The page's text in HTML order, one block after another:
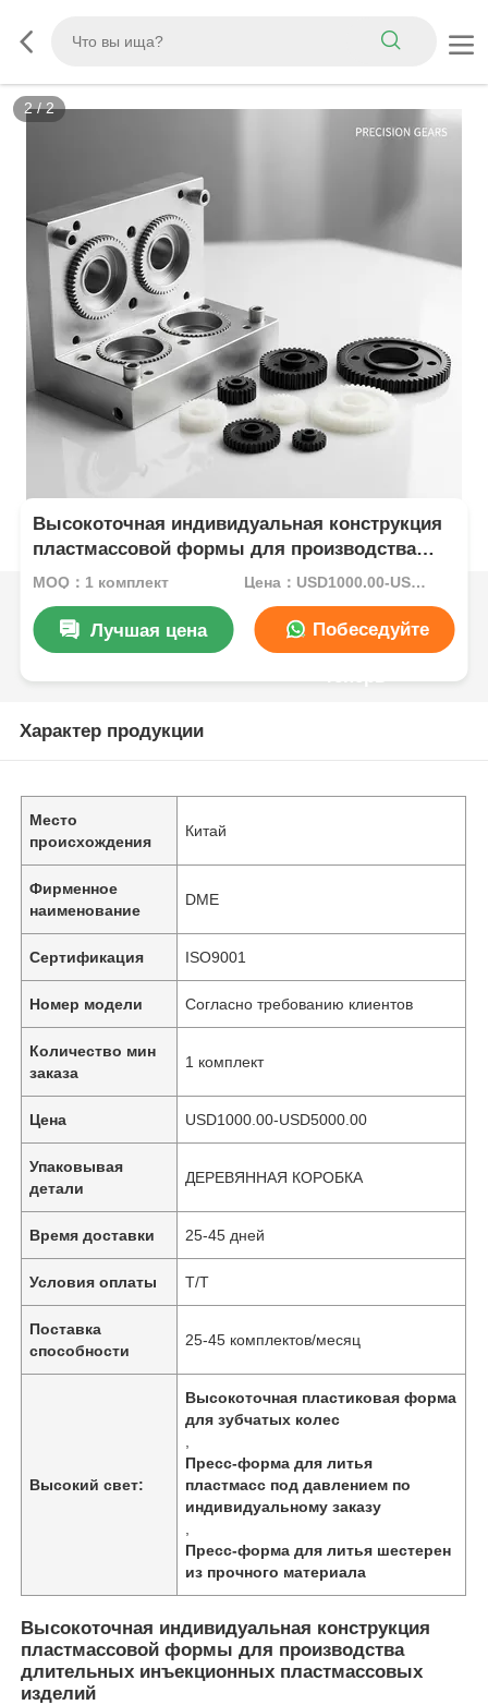
2/2
Высокоточная индивидуальная конструкция
пластмассовой формы для производства
длительных инъекционных пластмассовых
MOQ：1 комплект Цена：USD1000.00-USD5000.00
Лучшая цена Побеседуйте
Характер продукции
Место
происхождения
Китай
Фирменное
наименование
DME
Сертификация ISO9001
Номер модели Согласно требованию клиентов
Количество мин
заказа
1 комплект
Цена USD1000.00-USD5000.00
Упаковывая
детали
ДЕРЕВЯННАЯ КОРОБКА
Время доставки 25-45 дней
Условия оплаты Т/Т
Поставка
способности
25-45 комплектов/месяц
Высокий свет:
Высокоточная пластиковая форма
для зубчатых колес
Пресс-форма для литья
пластмасс под давлением по
индивидуальному заказу
Пресс-форма для литья шестерен
из прочного материала
Высокоточная индивидуальная конструкция
пластмассовой формы для производства
длительных инъекционных пластмассовых
изделий